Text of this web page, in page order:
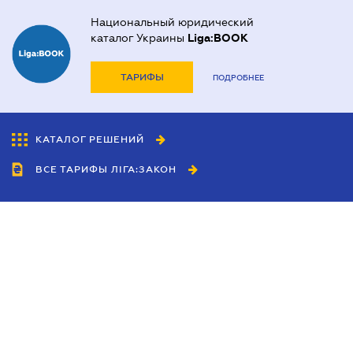
Национальный юридический
каталог Украины Liga:BOOK
ТАРИФЫ ПОДРОБНЕЕ
КАТАЛОГ РЕШЕНИЙ
ВСЕ ТАРИФЫ ЛІГА:ЗАКОН